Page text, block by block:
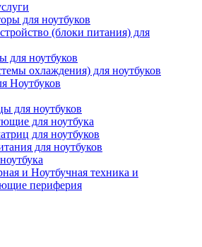
для ноутбуков
(блоки питания) для
для ноутбуков
охлаждения) для ноутбуков
Ноутбуков
для ноутбуков
для ноутбука
для ноутбуков
для ноутбуков
и Ноутбучная техника и
периферия